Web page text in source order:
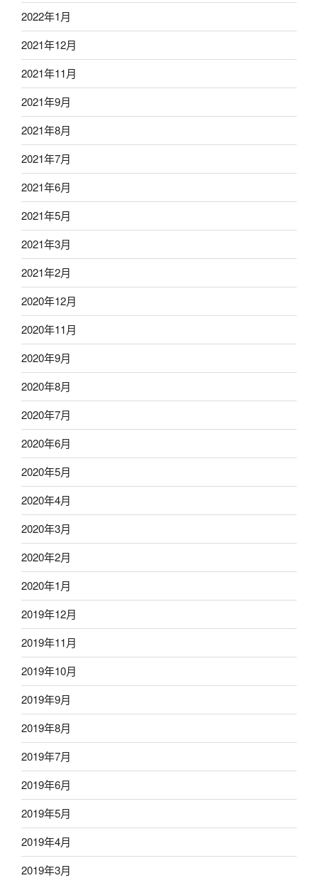
2022年1月
2021年12月
2021年11月
2021年9月
2021年8月
2021年7月
2021年6月
2021年5月
2021年3月
2021年2月
2020年12月
2020年11月
2020年9月
2020年8月
2020年7月
2020年6月
2020年5月
2020年4月
2020年3月
2020年2月
2020年1月
2019年12月
2019年11月
2019年10月
2019年9月
2019年8月
2019年7月
2019年6月
2019年5月
2019年4月
2019年3月